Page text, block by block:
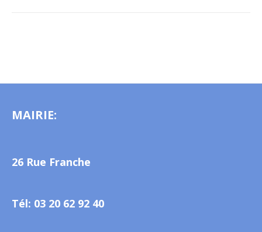
MAIRIE:
26 Rue Franche
Tél: 03 20 62 92 40